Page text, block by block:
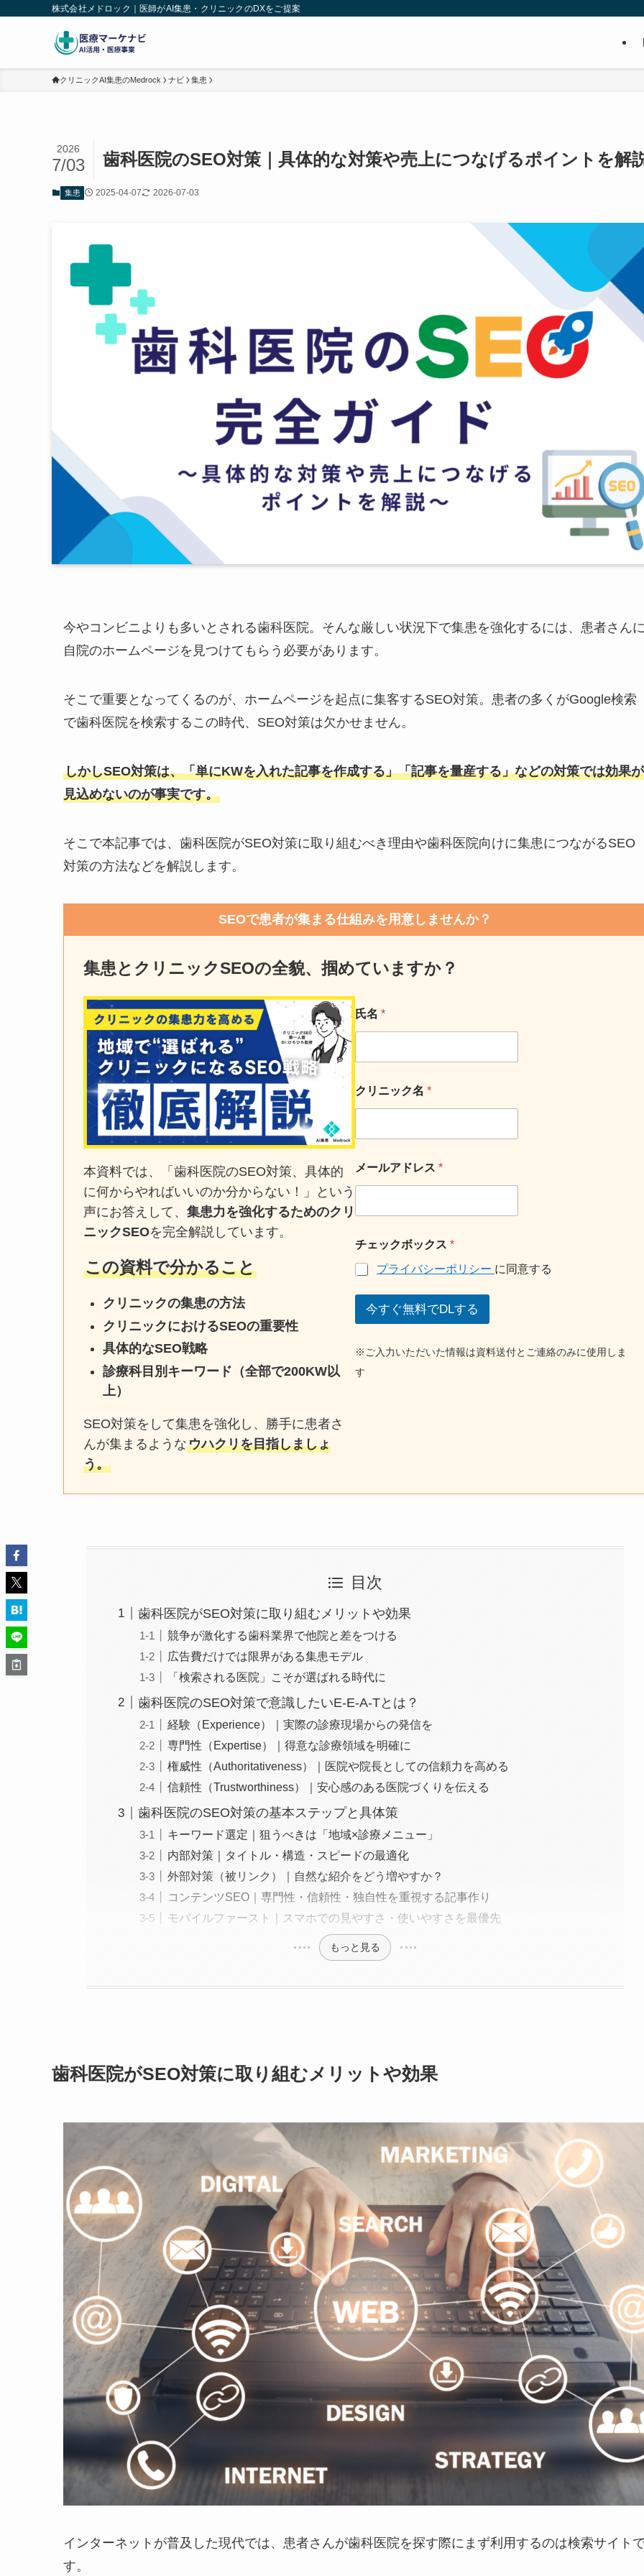
株式会社メドロック｜医師がAI集患・クリニックのDXをご提案
クリニックAI集患のMedrock ナビ 集患
歯科医院のSEO対策｜具体的な対策や売上につなげるポイントを解
2026
7/03
集患 2025-04-07 2026-07-03
今やコンビニよりも多いとされる歯科医院。そんな厳しい状況下で集患を強化するには、患者さん
自院のホームページを見つけてもらう必要があります。
そこで重要となってくるのが、ホームページを起点に集客するSEO対策。患者の多くがGoogle検索
で歯科医院を検索するこの時代、SEO対策は欠かせません。
しかしSEO対策は、「単にKWを入れた記事を作成する」「記事を量産する」などの対策では効果が
見込めないのが事実です。
そこで本記事では、歯科医院がSEO対策に取り組むべき理由や歯科医院向けに集患につながるSEO
対策の方法などを解説します。
SEOで患者が集まる仕組みを用意しませんか？
集患とクリニックSEOの全貌、掴めていますか？
本資料では、「歯科医院のSEO対策、具体的
に何からやればいいのか分からない！」という
声にお答えして、 集患力を強化するためのクリ
ニックSEOを完全解説しています。
この資料で分かること
クリニックの集患の方法
クリニックにおけるSEOの重要性
具体的なSEO戦略
診療科目別キーワード（全部で200KW以
上）
SEO対策をして集患を強化し、勝手に患者さ
んが集まるようなウハクリを目指しましょ
う。
氏名 *
クリニック名 *
メールアドレス *
チェックボックス *
プライバシーポリシー に同意する
今すぐ無料でDLする
※ご入力いただいた情報は資料送付とご連絡のみに使用しま
す
目次
歯科医院がSEO対策に取り組むメリットや効果
競争が激化する歯科業界で他院と差をつける
広告費だけでは限界がある集患モデル
「検索される医院」こそが選ばれる時代に
歯科医院のSEO対策で意識したいE-E-A-Tとは？
経験（Experience）｜実際の診療現場からの発信を
専門性（Expertise）｜得意な診療領域を明確に
権威性（Authoritativeness）｜医院や院長としての信頼力を高める
信頼性（Trustworthiness）｜安心感のある医院づくりを伝える
歯科医院のSEO対策の基本ステップと具体策
キーワード選定｜狙うべきは「地域×診療メニュー」
内部対策｜タイトル・構造・スピードの最適化
外部対策（被リンク）｜自然な紹介をどう増やすか？
コンテンツSEO｜専門性・信頼性・独自性を重視する記事作り
モバイルファースト｜スマホでの見やすさ・使いやすさを最優先
もっと見る
歯科医院がSEO対策に取り組むメリットや効果
インターネットが普及した現代では、患者さんが歯科医院を探す際にまず利用するのは検索サイト
す。